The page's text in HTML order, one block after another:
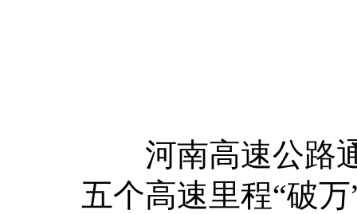
河南高速公路通
五个高速里程“破